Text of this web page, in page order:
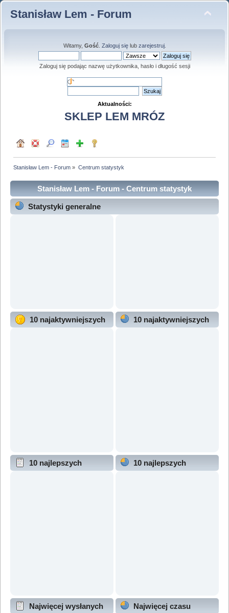
Stanisław Lem - Forum
Witamy, Gość. Zaloguj sięlub zarejestruj.
Zaloguj się podając nazwę użytkownika, hasło i długość sesji
Aktualności:
SKLEP LEM MRÓZ
Stanisław Lem - Forum » Centrum statystyk
Stanisław Lem - Forum - Centrum statystyk
Statystyki generalne
10 najaktywniejszych
10 najaktywniejszych
10 najlepszych
10 najlepszych
Najwięcej wysłanych
Najwięcej czasu